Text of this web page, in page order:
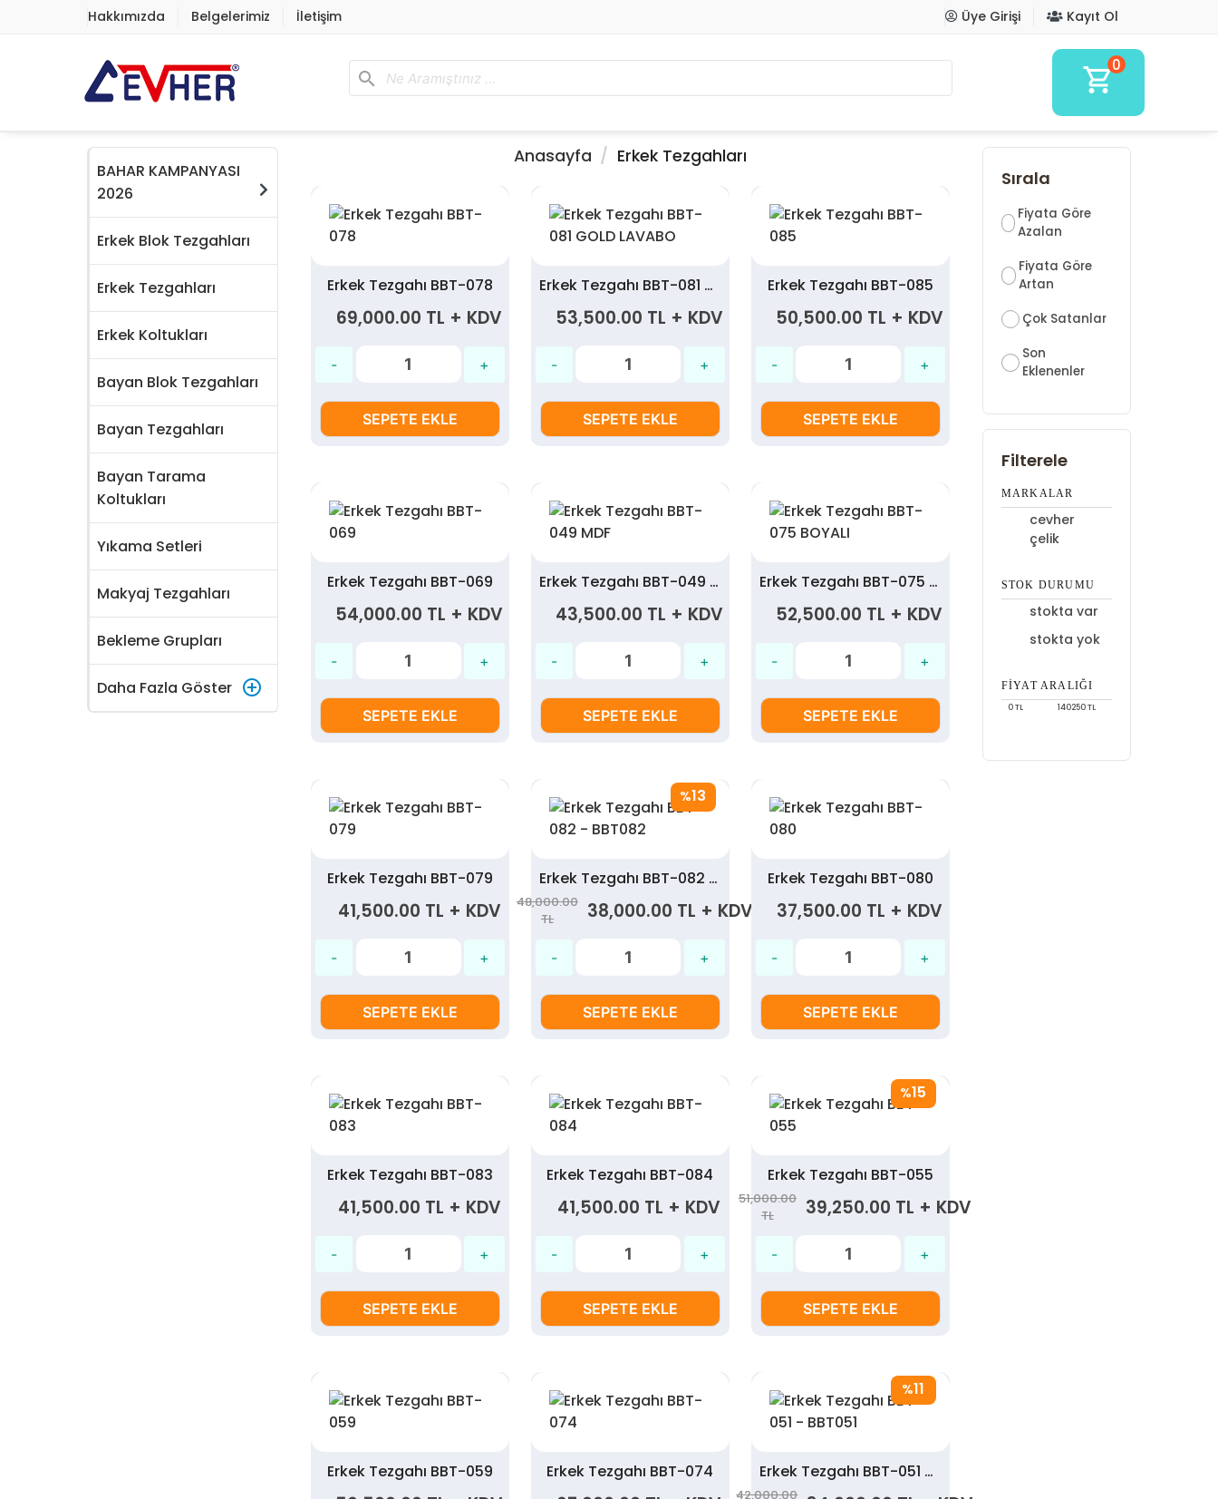
Hakkımızda Belgelerimiz İletişim Üye Girişi Kayıt Ol
search shopping_cart0
BAHAR KAMPANYASI
2026
Erkek Blok Tezgahları
Erkek Tezgahları
Erkek Koltukları
Bayan Blok Tezgahları
Bayan Tezgahları
Bayan Tarama
Koltukları
Yıkama Setleri
Makyaj Tezgahları
Bekleme Grupları
Daha Fazla Göster control_point
Anasayfa Erkek Tezgahları
Erkek Tezgahı BBT-078
69,000.00 TL + KDV
SEPETE EKLE
Erkek Tezgahı BBT-081 GOLD LAVABO
53,500.00 TL + KDV
SEPETE EKLE
Erkek Tezgahı BBT-085
50,500.00 TL + KDV
SEPETE EKLE
Erkek Tezgahı BBT-069
54,000.00 TL + KDV
SEPETE EKLE
Erkek Tezgahı BBT-049 MDF
43,500.00 TL + KDV
SEPETE EKLE
Erkek Tezgahı BBT-075 BOYALI
52,500.00 TL + KDV
SEPETE EKLE
Erkek Tezgahı BBT-079
41,500.00 TL + KDV
SEPETE EKLE
%13
Erkek Tezgahı BBT-082 - BBT082
48,000.00
TL
38,000.00 TL + KDV
SEPETE EKLE
Erkek Tezgahı BBT-080
37,500.00 TL + KDV
SEPETE EKLE
Erkek Tezgahı BBT-083
41,500.00 TL + KDV
SEPETE EKLE
Erkek Tezgahı BBT-084
41,500.00 TL + KDV
SEPETE EKLE
%15
Erkek Tezgahı BBT-055
51,000.00
TL
39,250.00 TL + KDV
SEPETE EKLE
Erkek Tezgahı BBT-059 Erkek Tezgahı BBT-074
%11
Erkek Tezgahı BBT-051 - BBT051
42,000.00
Sırala
Fiyata Göre
Azalan
Fiyata Göre
Artan
Çok Satanlar
Son
Eklenenler
Filterele
MARKALAR
cevher
çelik
STOK DURUMU
stokta var
stokta yok
FIYAT ARALIĞI
0TL 140250TL